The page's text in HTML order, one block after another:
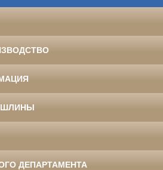
ДЕПАРТАМЕНТА